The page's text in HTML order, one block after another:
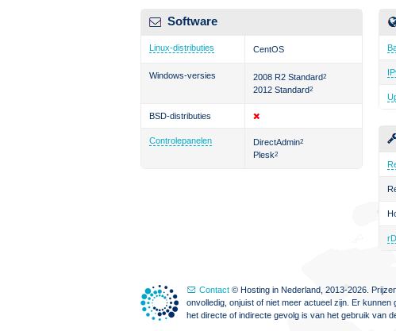
Software
Linux-distributies CentOS
Windows-versies 2008 R2 Standard2
2012 Standard2
BSD-distributies
Controlepanelen DirectAdmin2
Plesk2
Contact © Hosting in Nederland, 2013-2026.
onvolledig, onjuist of niet meer actueel zijn. Er
het directe of indirecte gevolg is van het gebruik van